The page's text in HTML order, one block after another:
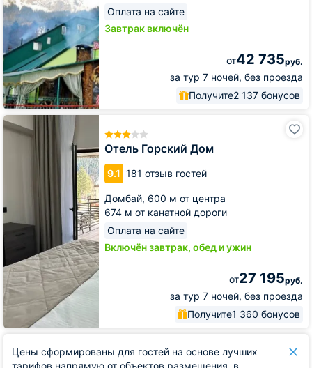
Оплата на сайте
Завтрак включён
от42 735руб.
за тур 7 ночей, без проезда
Получите2 137 бонусов
Отель Горский Дом
9.1 181 отзыв гостей
Домбай, 600 м от центра
674 м от канатной дороги
Оплата на сайте
Включён завтрак, обед и ужин
от27 195руб.
за тур 7 ночей, без проезда
Получите1 360 бонусов
Отель
Горский
Цены сформированы для гостей на основе лучших
тарифов напрямую от объектов размещения, в